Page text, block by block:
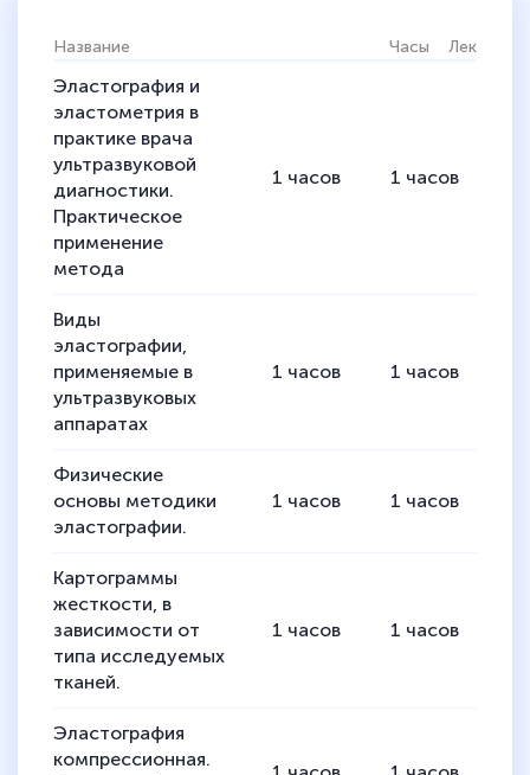
Название Часы Лекции
Эластография и
эластометрия в
практике врача
ультразвуковой
диагностики.
Практическое
применение
метода
1 часов 1 часов
Виды
эластографии,
применяемые в
ультразвуковых
аппаратах
1 часов 1 часов
Физические
основы методики
эластографии.
1 часов 1 часов
Картограммы
жесткости, в
зависимости от
типа исследуемых
тканей.
1 часов 1 часов
Эластография
компрессионная.